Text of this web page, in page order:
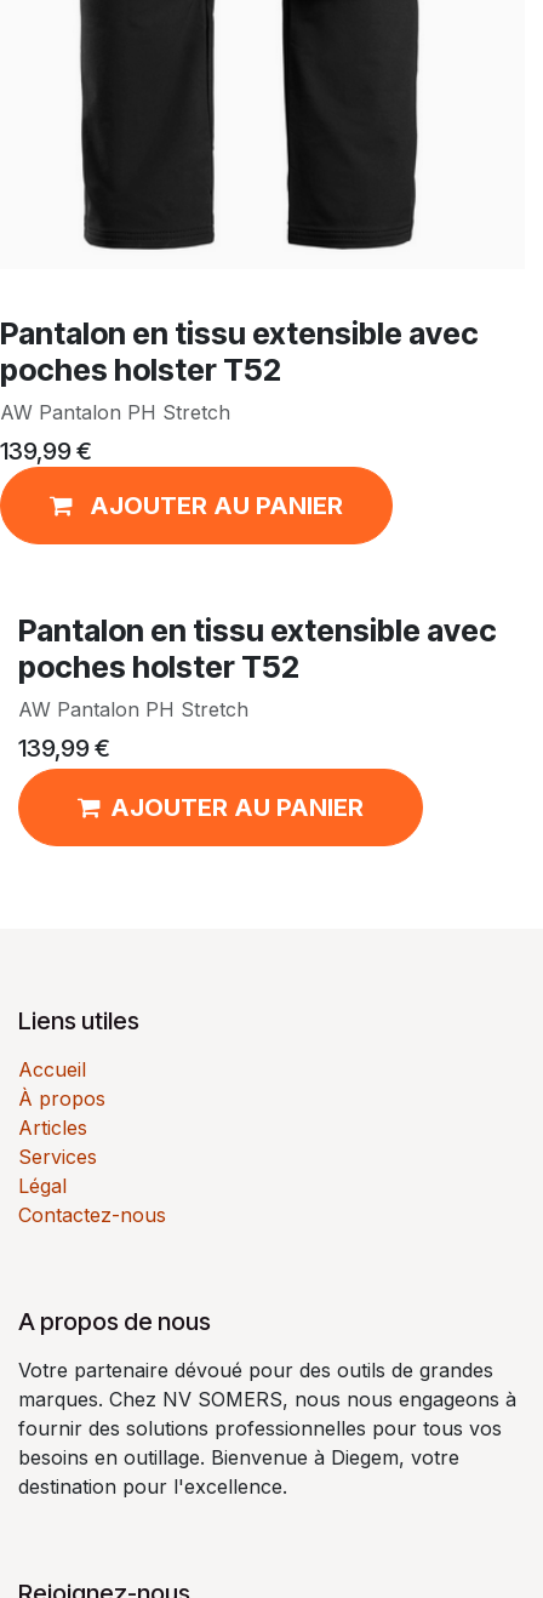
Pantalon en tissu extensible avec
poches holster T52
AW Pantalon PH Stretch
139,99€
AJOUTER AU PANIER
Pantalon en tissu extensible avec
poches holster T52
AW Pantalon PH Stretch
139,99€
AJOUTER AU PANIER
Liens utiles
Accueil
À propos
Articles
Services
Légal
Contactez-nous
A propos de nous
Votre partenaire dévoué pour des outils de grandes
marques. Chez NV SOMERS, nous nous engageons à
fournir des solutions professionnelles pour tous vos
besoins en outillage. Bienvenue à Diegem, votre
destination pour l'excellence.